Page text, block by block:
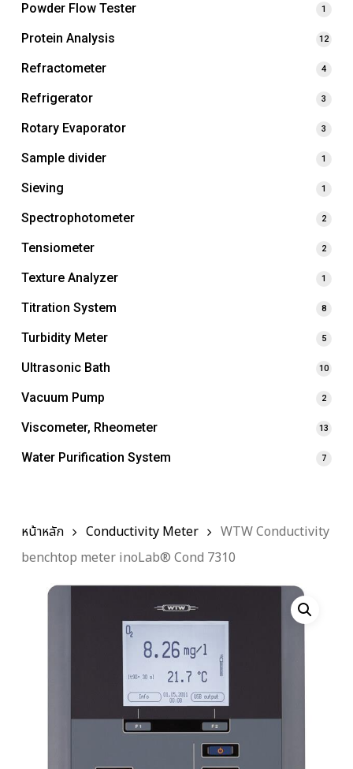
Powder Flow Tester 1
Protein Analysis 12
Refractometer 4
Refrigerator 3
Rotary Evaporator 3
Sample divider 1
Sieving 1
Spectrophotometer 2
Tensiometer 2
Texture Analyzer 1
Titration System 8
Turbidity Meter 5
Ultrasonic Bath 10
Vacuum Pump 2
Viscometer, Rheometer 13
Water Purification System 7
หน้าหลัก Conductivity Meter
WTW Conductivity
benchtop meter inoLab® Cond 7310